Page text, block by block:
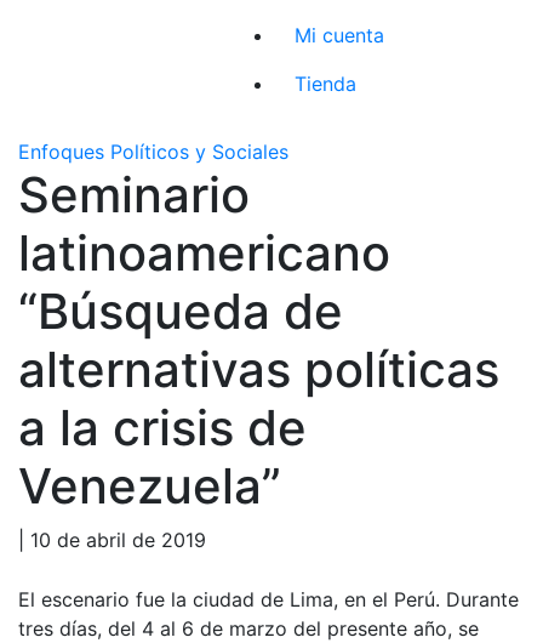
Mi cuenta
Tienda
Enfoques Políticos y Sociales
Seminario
latinoamericano
“Búsqueda de
alternativas políticas
a la crisis de
Venezuela”
| 10 de abril de 2019
El escenario fue la ciudad de Lima, en el Perú. Durante
tres días, del 4 al 6 de marzo del presente año, se